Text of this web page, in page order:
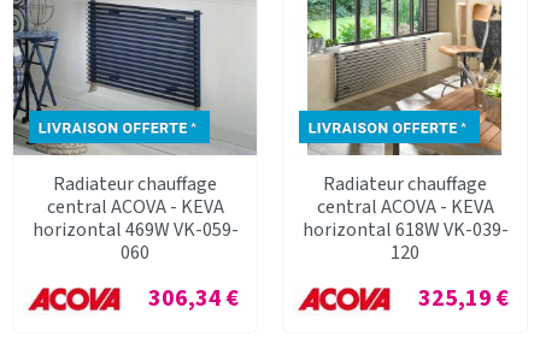
Radiateur chauffage
central ACOVA - KEVA
horizontal 469W VK-059-
060
Prix
306,34 €
Radiateur chauffage
central ACOVA - KEVA
horizontal 618W VK-039-
120
Prix
325,19 €